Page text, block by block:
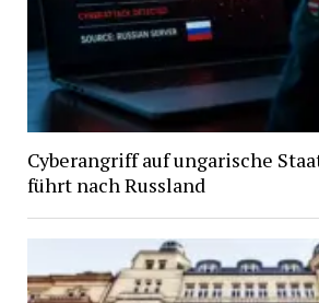
Cyberangriff auf ungarische
führt nach Russland